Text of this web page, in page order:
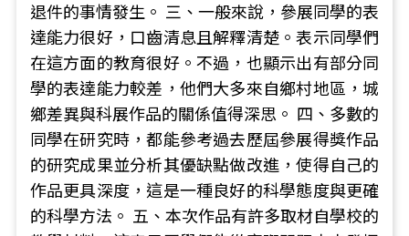
退件的事情發生。 三、一般來說，參展同學的表
達能力很好，口齒清息且解釋清楚。表示同學們
在這方面的教育很好。不過，也顯示出有部分同
學的表達能力較差，他們大多來自鄉村地區，城
鄉差異與科展作品的關係值得深思。 四、多數的
同學在研究時，都能參考過去歷屆參展得獎作品
的研究成果並分析其優缺點做改進，使得自己的
作品更具深度，這是一種良好的科學態度與更確
的科學方法。 五、本次作品有許多取材自學校的